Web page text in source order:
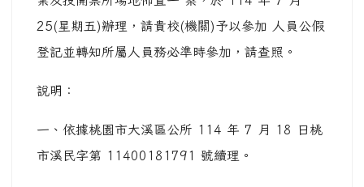
25(星期五)辦理，請貴校(機關)予以參加 人員公假
登記並轉知所屬人員務必準時參加，請查照。
說明：
一、依據桃園市大溪區公所 114 年 7 月 18 日桃
市溪民字第 11400181791 號續理。